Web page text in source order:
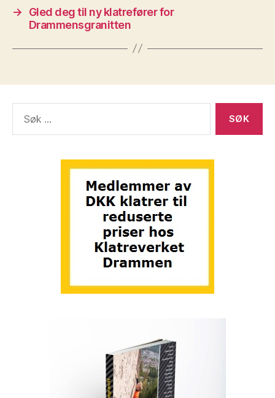
→
Gled deg til ny klatrefører for
Drammensgranitten
etter: